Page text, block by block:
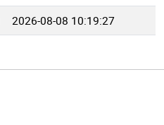
2026-08-08 10:19:27